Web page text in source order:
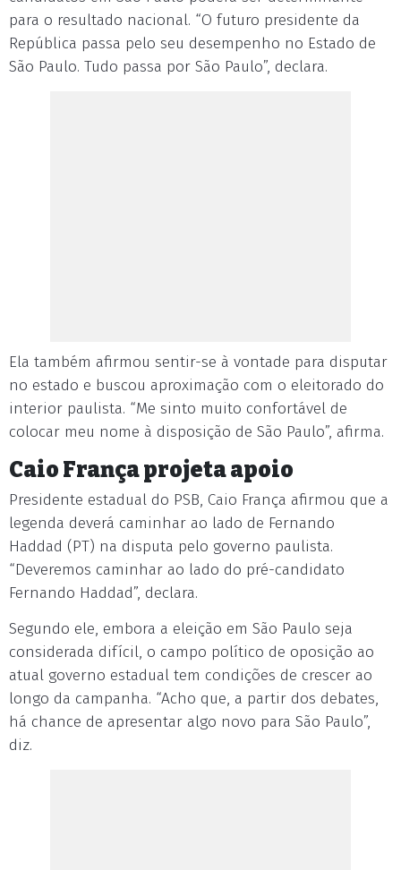
para o resultado nacional. “O futuro presidente da
República passa pelo seu desempenho no Estado de
São Paulo. Tudo passa por São Paulo”, declara.
Ela também afirmou sentir-se à vontade para disputar
no estado e buscou aproximação com o eleitorado do
interior paulista. “Me sinto muito confortável de
colocar meu nome à disposição de São Paulo”, afirma.
Caio França projeta apoio
Presidente estadual do PSB, Caio França afirmou que a
legenda deverá caminhar ao lado de Fernando
Haddad (PT) na disputa pelo governo paulista.
“Deveremos caminhar ao lado do pré-candidato
Fernando Haddad”, declara.
Segundo ele, embora a eleição em São Paulo seja
considerada difícil, o campo político de oposição ao
atual governo estadual tem condições de crescer ao
longo da campanha. “Acho que, a partir dos debates,
há chance de apresentar algo novo para São Paulo”,
diz.